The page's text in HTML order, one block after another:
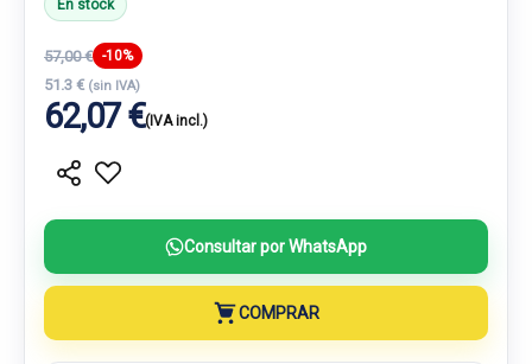
En stock
57,00 € -10%
51.3 € (sin IVA)
62,07 €(IVA incl.)
Consultar por WhatsApp
COMPRAR